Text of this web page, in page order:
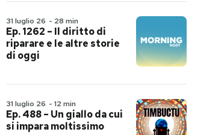
31 luglio 26 - 28 min
Ep. 1262 – Il diritto di
riparare e le altre storie
di oggi
31 luglio 26 - 12 min
Ep. 488 – Un giallo da cui
si impara moltissimo